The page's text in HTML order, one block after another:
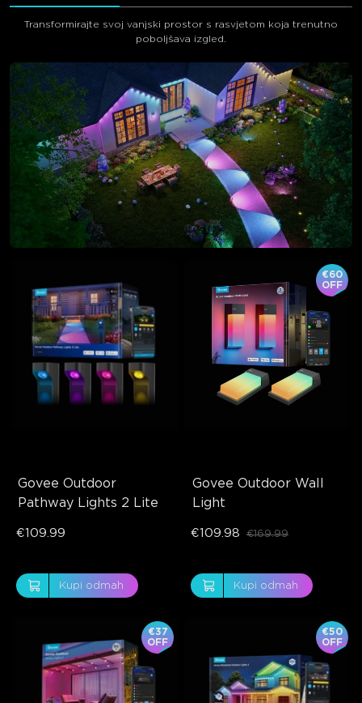
Transformirajte svoj vanjski prostor s rasvjetom koja trenutno
poboljšava izgled.
Govee Outdoor
Pathway Lights 2 Lite
€109.99
Kupi odmah
Govee Outdoor Wall
Light
€60
OFF
€109.98 €169.99
Kupi odmah
€37
OFF
€50
OFF